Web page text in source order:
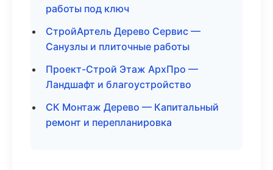
работы под ключ
СтройАртель Дерево Сервис —
Санузлы и плиточные работы
Проект-Строй Этаж АрхПро —
Ландшафт и благоустройство
СК Монтаж Дерево — Капитальный
ремонт и перепланировка